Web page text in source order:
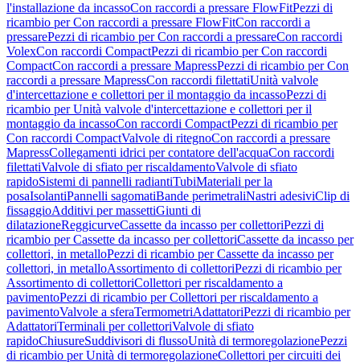
l'installazione da incassoCon raccordi a pressare FlowFitPezzi di
ricambio per Con raccordi a pressare FlowFitCon raccordi a
pressarePezzi di ricambio per Con raccordi a pressareCon raccordi
VolexCon raccordi CompactPezzi di ricambio per Con raccordi
CompactCon raccordi a pressare MapressPezzi di ricambio per Con
raccordi a pressare MapressCon raccordi filettatiUnità valvole
d'intercettazione e collettori per il montaggio da incassoPezzi di
ricambio per Unità valvole d'intercettazione e collettori per il
montaggio da incassoCon raccordi CompactPezzi di ricambio per
Con raccordi CompactValvole di ritegnoCon raccordi a pressare
MapressCollegamenti idrici per contatore dell'acquaCon raccordi
filettatiValvole di sfiato per riscaldamentoValvole di sfiato
rapidoSistemi di pannelli radiantiTubiMateriali per la
posaIsolantiPannelli sagomatiBande perimetraliNastri adesiviClip di
fissaggioAdditivi per massettiGiunti di
dilatazioneReggicurveCassette da incasso per collettoriPezzi di
ricambio per Cassette da incasso per collettoriCassette da incasso per
collettori, in metalloPezzi di ricambio per Cassette da incasso per
collettori, in metalloAssortimento di collettoriPezzi di ricambio per
Assortimento di collettoriCollettori per riscaldamento a
pavimentoPezzi di ricambio per Collettori per riscaldamento a
pavimentoValvole a sferaTermometriAdattatoriPezzi di ricambio per
AdattatoriTerminali per collettoriValvole di sfiato
rapidoChiusureSuddivisori di flussoUnità di termoregolazionePezzi
di ricambio per Unità di termoregolazioneCollettori per circuiti dei